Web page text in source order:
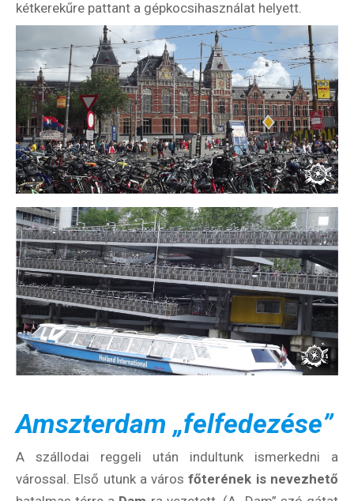
kétkerekűre pattant a gépkocsihasználat helyett.
Amszterdam „felfedezése”
A szállodai reggeli után indultunk ismerkedni a
várossal. Első utunk a városfőterének is nevezhető